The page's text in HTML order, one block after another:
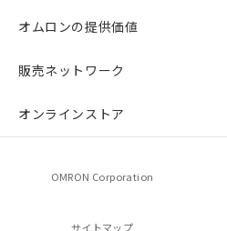
オムロンの提供価値
販売ネットワーク
オンラインストア
OMRON Corporation
サイトマップ